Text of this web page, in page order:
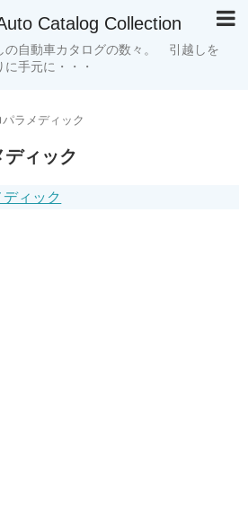
Catalog Collection
の自動車カタログの数々。 引越しを
手元に・・・
パラメディック
ィック
ィック